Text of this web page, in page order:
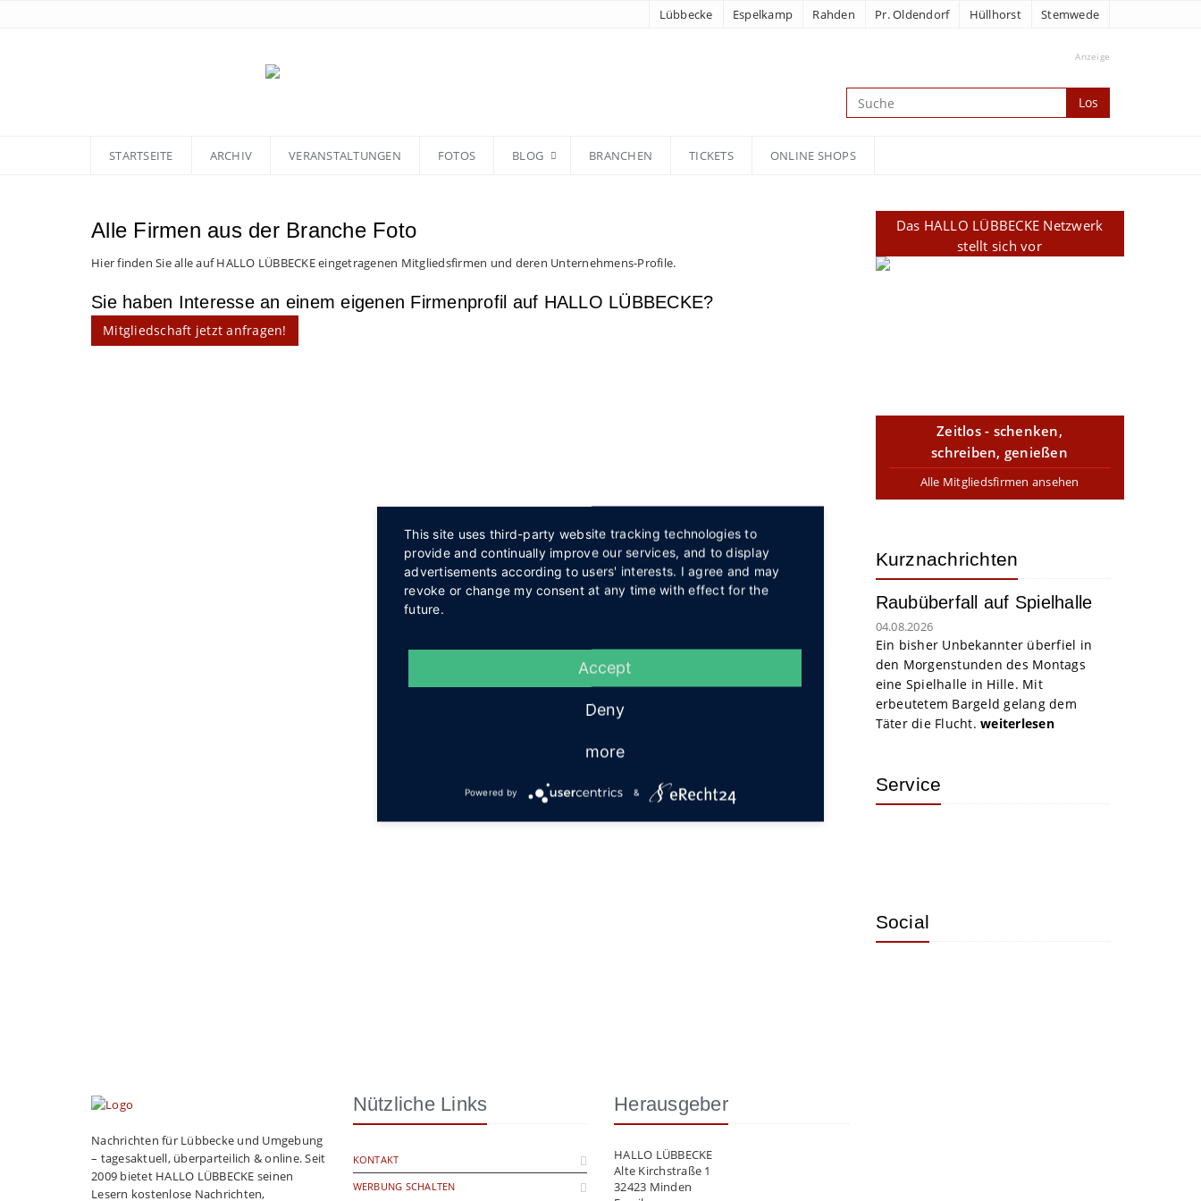
Lübbecke Espelkamp Rahden Pr. Oldendorf Hüllhorst Stemwede
Anzeige
Los
STARTSEITE ARCHIV VERANSTALTUNGEN FOTOS BLOG BRANCHEN TICKETS ONLINE SHOPS
Alle Firmen aus der Branche Foto
Hier finden Sie alle auf HALLO LÜBBECKE eingetragenen Mitgliedsfirmen und deren Unternehmens-Profile.
Sie haben Interesse an einem eigenen Firmenprofil auf HALLO LÜBBECKE?
Mitgliedschaft jetzt anfragen!
Das HALLO LÜBBECKE Netzwerk
stellt sich vor
Zeitlos - schenken,
schreiben, genießen
Alle Mitgliedsfirmen ansehen
Kurznachrichten
Raubüberfall auf Spielhalle
04.08.2026
Ein bisher Unbekannter überfiel in
den Morgenstunden des Montags
eine Spielhalle in Hille. Mit
erbeutetem Bargeld gelang dem
Täter die Flucht. weiterlesen
Service
Social
Nachrichten für Lübbecke und Umgebung
– tagesaktuell, überparteilich & online. Seit
2009 bietet HALLO LÜBBECKE seinen
Lesern kostenlose Nachrichten,
Nützliche Links
KONTAKT
WERBUNG SCHALTEN
Herausgeber
HALLO LÜBBECKE
Alte Kirchstraße 1
32423 Minden
This site uses third-party website tracking technologies to
provide and continually improve our services, and to display
advertisements according to users' interests. I agree and may
revoke or change my consent at any time with effect for the
future.
Accept
Deny
more
Powered by &